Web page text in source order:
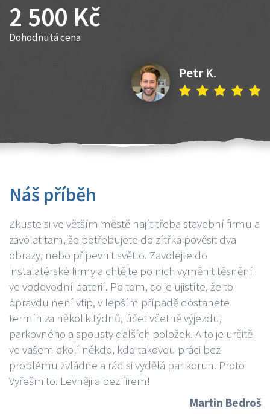
2 500 Kč
Dohodnutá cena
Petr K.
Náš příběh
Zkuste si ve větším městě najít třeba stavební firmu a
zavolat tam, že potřebujete do zítřka pověsit dva
obrazy, nebo připevnit světlo. Zavolejte do
instalatérské firmy a chtějte po nich vyměnit těsnění
ve vodovodní baterií. Po tom, co je ujistíte, že to
opravdu není vtip, v lepším případě dostanete
termín za několik týdnů, účet včetně výjezdu,
parkovného a spousty dalších položek. A to je určitě
ve vašem okolí někdo, kdo takovou práci bez
problému zvládne a rád si vydělá par korun. Proto
Vyřešmito. Levněji a bez firem!
Martin Bedroš